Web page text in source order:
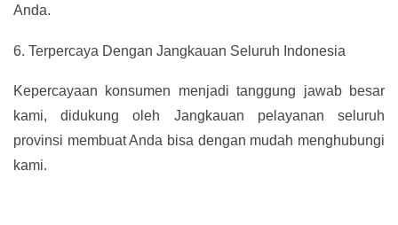
Anda.
6. Terpercaya Dengan Jangkauan Seluruh Indonesia
Kepercayaan konsumen menjadi tanggung jawab besar
kami, didukung oleh Jangkauan pelayanan seluruh
provinsi membuat Anda bisa dengan mudah menghubungi
kami.